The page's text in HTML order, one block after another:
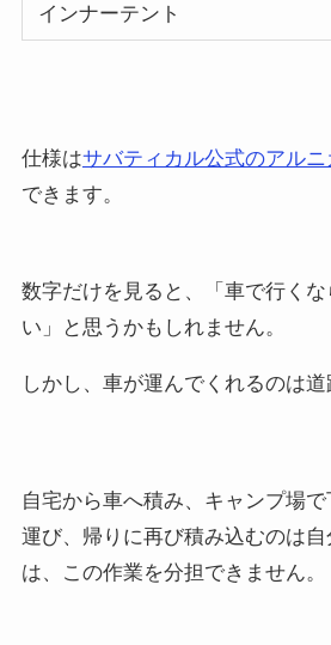
インナーテント
仕様はサバティカル公式のアル
できます。
数字だけを見ると、「車で行く
い」と思うかもしれません。
しかし、車が運んでくれるのは道
自宅から車へ積み、キャンプ場
運び、帰りに再び積み込むのは
は、この作業を分担できません。